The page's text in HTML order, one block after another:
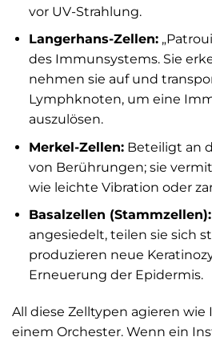
vor UV-Strahlung.
Langerhans-Zellen:
des Immunsystems. Sie
nehmen sie auf und
Lymphknoten, um eine
auszulösen.
Merkel-Zellen:Beteiligt an
von Berührungen; sie
wie leichte Vibration oder
Basalzellen (Stammzellen):
angesiedelt, teilen sie sich
produzieren neue
Erneuerung der Epidermis.
All diese Zelltypen agieren
einem Orchester. Wenn ein